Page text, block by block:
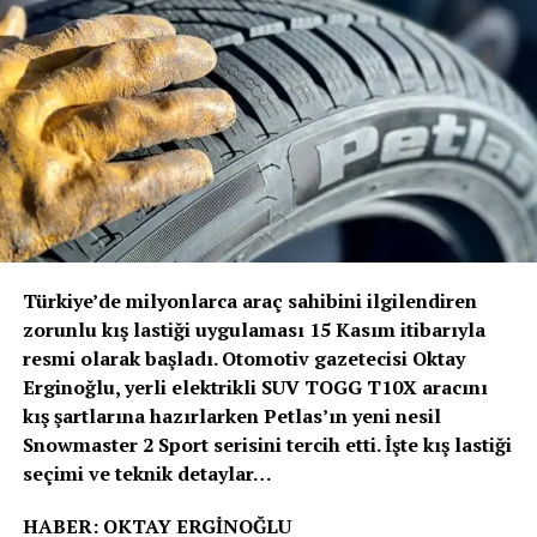
savunmasız yol kullanıcılarının korunmasına katkıda
bulunuyor.
Volvo Trucks Başkanı Roger Alm; “Volvo’nun verdiği
sözde durduğunu bir kez daha kanıtladık. Güvenlik her
zamanki gibi önceliğimiz olmuştur ve olmaya devam
edecektir. Ancak bu, artık duracağımız anlamına
gelmiyor. Sürücülerimizi ve tüm yol kullanıcılarını
korumak için güvenlik alanında öncü olmaya devam
Volvo Trucks, Euro NCAP’in ağır ticari araçlar için ilk
güvenlik değerlendirmesini 2024 yılında başlattığında 5
yıldız alan ilk kamyon üreticisi olmuştu. Euro NCAP’den
5 yıldız almak, kamyonların sürücü desteği ve çarpışma
önleme kriterlerini karşıladığını ve hatta aştığını, sürücü
ile diğer yol kullanıcıları için trafik güvenliğini
Türkiye’de milyonlarca araç sahibini ilgilendiren
zorunlu kış lastiği uygulaması 15 Kasım itibarıyla
resmi olarak başladı. Otomotiv gazetecisi Oktay
Erginoğlu, yerli elektrikli SUV TOGG T10X aracını
kış şartlarına hazırlarken Petlas’ın yeni nesil
Snowmaster 2 Sport serisini tercih etti. İşte kış lastiği
seçimi ve teknik detaylar…
HABER: OKTAY ERGİNOĞLU